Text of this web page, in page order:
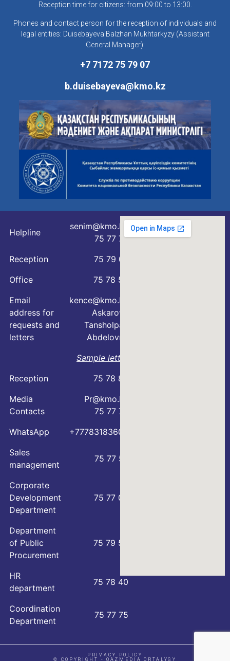
Reception time for citizens: from 09:00 to 13:00.
Phones and contact person for the reception of individuals and
legal entities: Duisebayeva Balzhan Mukhtarkyzy (Assistant
General Manager):
+7 7172 75 79 07
b.duisebayeva@kmo.kz
Helpline
senim@kmo.kz
75 77 76
Reception
75 79 07
Office
75 78 54
Email
address for
requests and
letters
kence@kmo.kz
Askarova
Tansholpan
Abdelovna
Sample letter
Reception
75 78 88
Media
Contacts
Pr@kmo.kz
75 77 75
WhatsApp
+77783183600
Sales
management
75 77 57
Corporate
Development
Department
75 77 00
Department
of Public
Procurement
75 79 59
HR
department
75 78 40
Coordination
Department
75 77 75
PRIVACY POLICY
© COPYRIGHT - QAZMEDIA ORTALYGY